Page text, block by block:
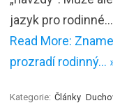
jazyk pro rodinné…
Read More:
prozradí rodinný…
Kategorie: Články